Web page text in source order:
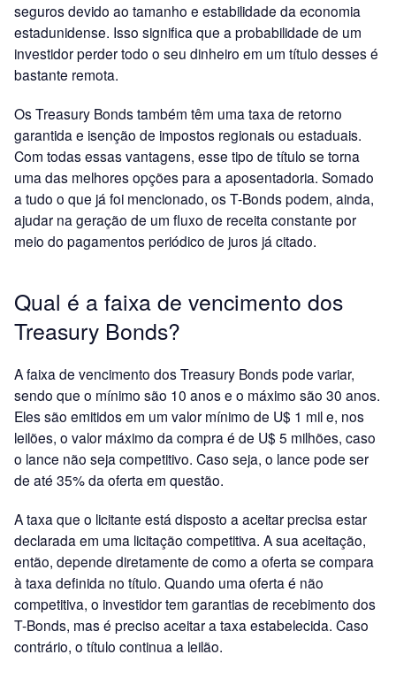
seguros devido ao tamanho e estabilidade da economia
estadunidense. Isso significa que a probabilidade de um
investidor perder todo o seu dinheiro em um título desses é
bastante remota.
Os Treasury Bonds também têm uma taxa de retorno
garantida e isenção de impostos regionais ou estaduais.
Com todas essas vantagens, esse tipo de título se torna
uma das melhores opções para a aposentadoria. Somado
a tudo o que já foi mencionado, os T-Bonds podem, ainda,
ajudar na geração de um fluxo de receita constante por
meio do pagamentos periódico de juros já citado.
Qual é a faixa de vencimento dos
Treasury Bonds?
A faixa de vencimento dos Treasury Bonds pode variar,
sendo que o mínimo são 10 anos e o máximo são 30 anos.
Eles são emitidos em um valor mínimo de U$ 1 mil e, nos
leilões, o valor máximo da compra é de U$ 5 milhões, caso
o lance não seja competitivo. Caso seja, o lance pode ser
de até 35% da oferta em questão.
A taxa que o licitante está disposto a aceitar precisa estar
declarada em uma licitação competitiva. A sua aceitação,
então, depende diretamente de como a oferta se compara
à taxa definida no título. Quando uma oferta é não
competitiva, o investidor tem garantias de recebimento dos
T-Bonds, mas é preciso aceitar a taxa estabelecida. Caso
contrário, o título continua a leilão.